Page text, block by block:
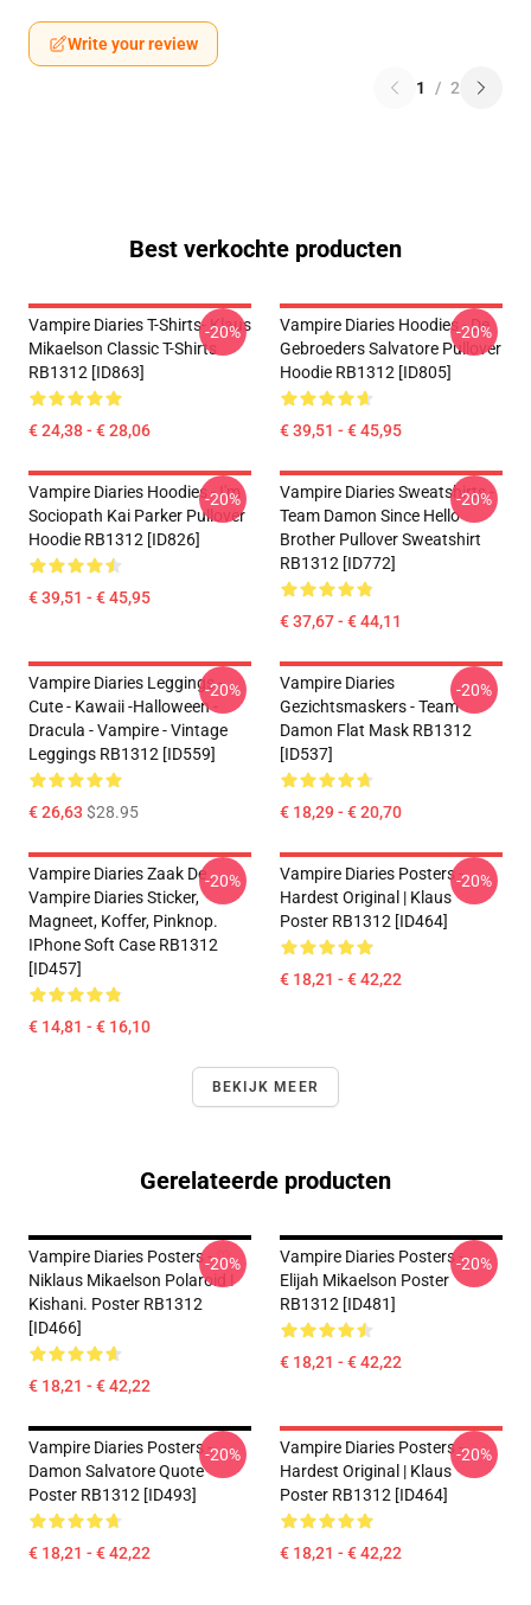
Write your review
1 / 2
Best verkochte producten
Vampire Diaries T-Shirts- Klaus
Mikaelson Classic T-Shirts
RB1312 [ID863]
€ 24,38 - € 28,06
-20%
Vampire Diaries Hoodies - De
Gebroeders Salvatore Pullover
Hoodie RB1312 [ID805]
€ 39,51 - € 45,95
-20%
Vampire Diaries Hoodies - I'm
Sociopath Kai Parker Pullover
Hoodie RB1312 [ID826]
€ 39,51 - € 45,95
-20%
Vampire Diaries Sweatshirts -
Team Damon Since Hello
Brother Pullover Sweatshirt
RB1312 [ID772]
€ 37,67 - € 44,11
-20%
Vampire Diaries Leggings -
Cute - Kawaii -Halloween -
Dracula - Vampire - Vintage
Leggings RB1312 [ID559]
€ 26,63 $28.95
-20%
Vampire Diaries
Gezichtsmaskers - Team
Damon Flat Mask RB1312
[ID537]
€ 18,29 - € 20,70
-20%
Vampire Diaries Zaak De
Vampire Diaries Sticker,
Magneet, Koffer, Pinknop.
IPhone Soft Case RB1312
[ID457]
€ 14,81 - € 16,10
-20%
Vampire Diaries Posters -
Hardest Original | Klaus
Poster RB1312 [ID464]
€ 18,21 - € 42,22
-20%
BEKIJK MEER
Gerelateerde producten
Vampire Diaries Posters - ♡
Niklaus Mikaelson Polaroid !
Kishani. Poster RB1312
[ID466]
€ 18,21 - € 42,22
-20%
Vampire Diaries Posters -
Elijah Mikaelson Poster
RB1312 [ID481]
€ 18,21 - € 42,22
-20%
Vampire Diaries Posters -
Damon Salvatore Quote
Poster RB1312 [ID493]
€ 18,21 - € 42,22
-20%
Vampire Diaries Posters -
Hardest Original | Klaus
Poster RB1312 [ID464]
€ 18,21 - € 42,22
-20%